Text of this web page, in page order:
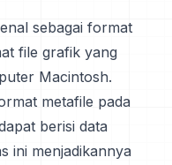
sebagai format
file grafik yang
Macintosh.
metafile pada
berisi data
ini menjadikannya